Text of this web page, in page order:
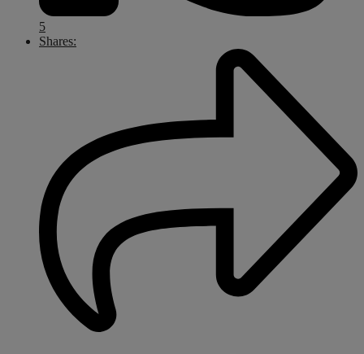
5
Shares: